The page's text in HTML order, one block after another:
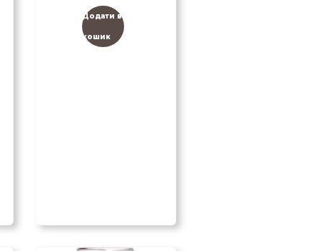
Додати в
кошик